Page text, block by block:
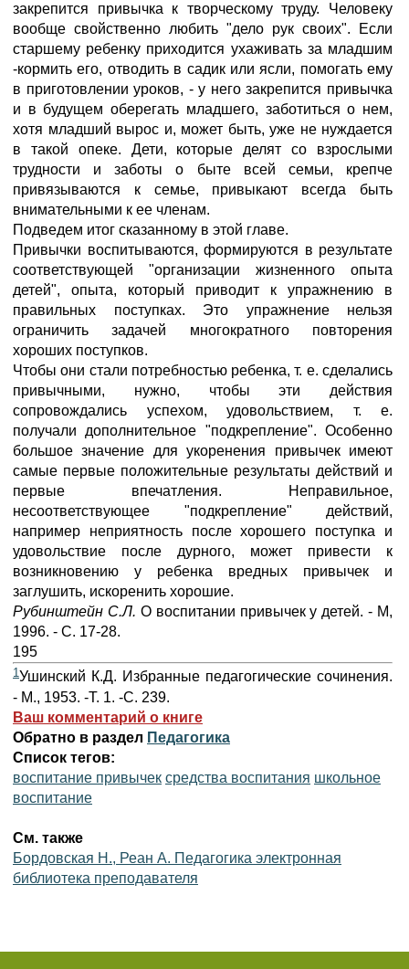
закрепится привычка к творческому труду. Человеку
вообще свойственно любить "дело рук своих". Если
старшему ребенку приходится ухаживать за младшим
-кормить его, отводить в садик или ясли, помогать ему
в приготовлении уроков, - у него закрепится привычка
и в будущем оберегать младшего, заботиться о нем,
хотя младший вырос и, может быть, уже не нуждается
в такой опеке. Дети, которые делят со взрослыми
трудности и заботы о быте всей семьи, крепче
привязываются к семье, привыкают всегда быть
внимательными к ее членам.
Подведем итог сказанному в этой главе.
Привычки воспитываются, формируются в результате
соответствующей "организации жизненного опыта
детей", опыта, который приводит к упражнению в
правильных поступках. Это упражнение нельзя
ограничить задачей многократного повторения
хороших поступков.
Чтобы они стали потребностью ребенка, т. е. сделались
привычными, нужно, чтобы эти действия
сопровождались успехом, удовольствием, т. е.
получали дополнительное "подкрепление". Особенно
большое значение для укоренения привычек имеют
самые первые положительные результаты действий и
первые впечатления. Неправильное,
несоответствующее "подкрепление" действий,
например неприятность после хорошего поступка и
удовольствие после дурного, может привести к
возникновению у ребенка вредных привычек и
заглушить, искоренить хорошие.
Рубинштейн С.Л. О воспитании привычек у детей. - М,
1996. - С. 17-28.
195
1Ушинский К.Д. Избранные педагогические сочинения.
- М., 1953. -Т. 1. -С. 239.
Ваш комментарий о книге
Обратно в раздел Педагогика
Список тегов:
воспитание привычек средства воспитания школьное
воспитание
См. также
Бордовская Н., Реан А. Педагогика электронная
библиотека преподавателя